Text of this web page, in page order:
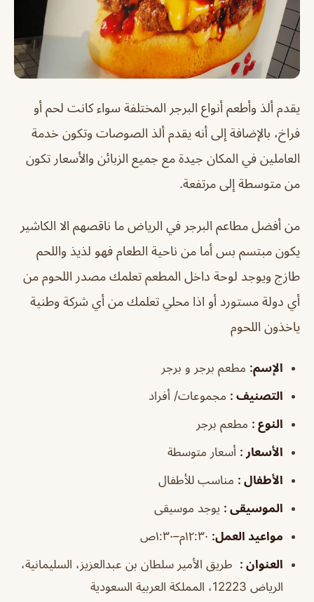
يقدم ألذ وأطعم أنواع البرجر المختلفة سواء كانت لحم أو
فراخ، بالإضافة إلى أنه يقدم ألذ الصوصات وتكون خدمة
العاملين في المكان جيدة مع جميع الزبائن والأسعار تكون
من متوسطة إلى مرتفعة.
من أفضل مطاعم البرجر في الرياض ما ناقصهم الا الكاشير
يكون مبتسم بس أما من ناحية الطعام فهو لذيذ واللحم
طازج ويوجد لوحة داخل المطعم تعلمك مصدر اللحوم من
أي دولة مستورد أو اذا محلي تعلمك من أي شركة وطنية
ياخذون اللحوم
الإسم: مطعم برجر و برجر
التصنيف : مجموعات/ أفراد
النوع : مطعم برجر
الأسعار : أسعار متوسطة
الأطفال : مناسب للأطفال
الموسيقى : يوجد موسيقى
مواعيد العمل:
العنوان : طريق الأمير سلطان بن عبدالعزيز، السليمانية،
الرياض 12223، المملكة العربية السعودية